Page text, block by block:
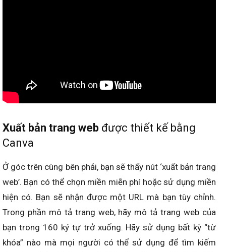
Xuất bản trang web được thiết kế bằng
Canva
Ở góc trên cùng bên phải, bạn sẽ thấy nút ‘xuất bản trang
web’. Bạn có thể chọn miền miễn phí hoặc sử dụng miền
hiện có. Bạn sẽ nhận được một URL mà bạn tùy chỉnh.
Trong phần mô tả trang web, hãy mô tả trang web của
bạn trong 160 ký tự trở xuống. Hãy sử dụng bất kỳ “từ
khóa” nào mà mọi người có thể sử dụng để tìm kiếm